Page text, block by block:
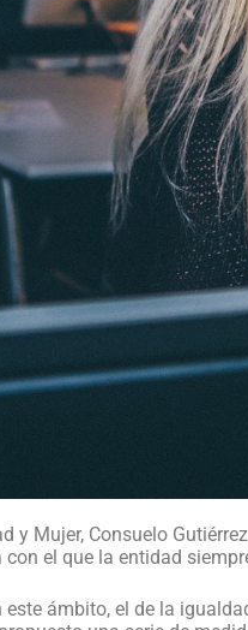
Mujer, Consuelo
el que la entidad
ámbito, el de la